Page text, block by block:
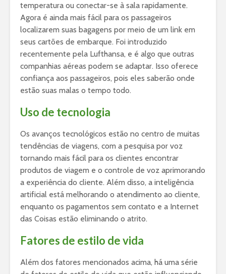
temperatura ou conectar-se à sala rapidamente.
Agora é ainda mais fácil para os passageiros
localizarem suas bagagens por meio de um link em
seus cartões de embarque. Foi introduzido
recentemente pela Lufthansa, e é algo que outras
companhias aéreas podem se adaptar. Isso oferece
confiança aos passageiros, pois eles saberão onde
estão suas malas o tempo todo.
Uso de tecnologia
Os avanços tecnológicos estão no centro de muitas
tendências de viagens, com a pesquisa por voz
tornando mais fácil para os clientes encontrar
produtos de viagem e o controle de voz aprimorando
a experiência do cliente. Além disso, a inteligência
artificial está melhorando o atendimento ao cliente,
enquanto os pagamentos sem contato e a Internet
das Coisas estão eliminando o atrito.
Fatores de estilo de vida
Além dos fatores mencionados acima, há uma série